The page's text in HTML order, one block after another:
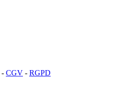
- CGV - RGPD